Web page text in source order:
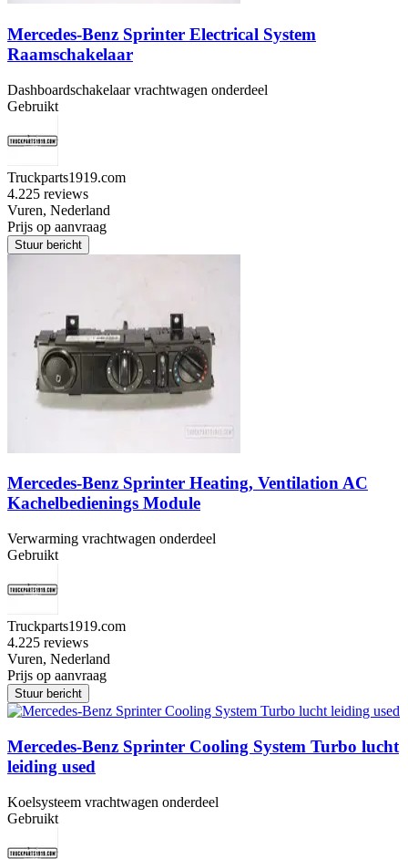
Mercedes-Benz Sprinter Electrical System
Raamschakelaar
Dashboardschakelaar vrachtwagen onderdeel
Gebruikt
Truckparts1919.com
4.225 reviews
Vuren, Nederland
Prijs op aanvraag
Stuur bericht
Mercedes-Benz Sprinter Heating, Ventilation AC
Kachelbedienings Module
Verwarming vrachtwagen onderdeel
Gebruikt
Truckparts1919.com
4.225 reviews
Vuren, Nederland
Prijs op aanvraag
Stuur bericht
Mercedes-Benz Sprinter Cooling System Turbo lucht
leiding used
Koelsysteem vrachtwagen onderdeel
Gebruikt